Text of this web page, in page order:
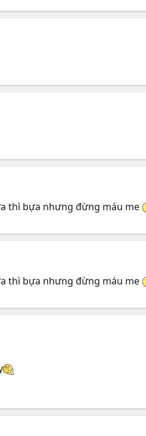
thì bựa nhưng đừng máu me
thì bựa nhưng đừng máu me